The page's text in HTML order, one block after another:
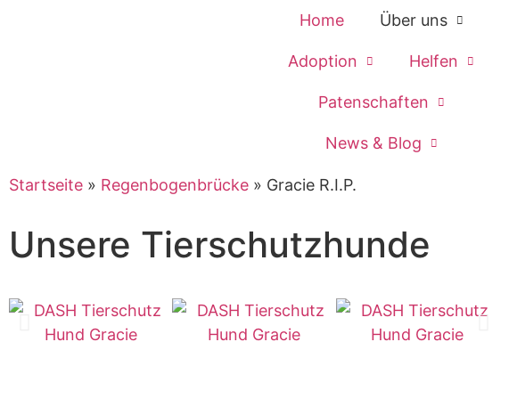
Home Über uns
Adoption Helfen
Patenschaften
News & Blog
Startseite » Regenbogenbrücke » Gracie R.I.P.
Unsere Tierschutzhunde